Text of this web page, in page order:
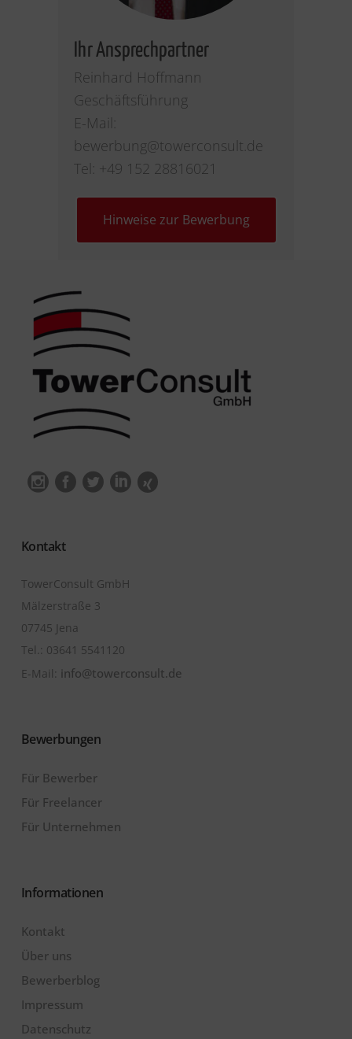
Ihr Ansprechpartner
Reinhard Hoffmann
Geschäftsführung
E-Mail:
bewerbung@towerconsult.de
Tel: ‭+49 152 28816021‬
Hinweise zur Bewerbung
Kontakt
TowerConsult GmbH
Mälzerstraße 3
07745 Jena
Tel.: ‭03641 5541120
E-Mail: info@towerconsult.de
Bewerbungen
Für Bewerber
Für Freelancer
Für Unternehmen
Informationen
Kontakt
Über uns
Bewerberblog
Impressum
Datenschutz